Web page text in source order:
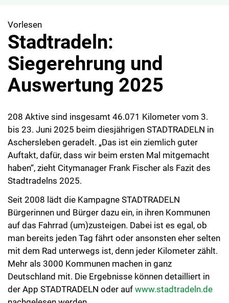
Vorlesen
Stadtradeln:
Siegerehrung und
Auswertung 2025
208 Aktive sind insgesamt 46.071 Kilometer vom 3.
bis 23. Juni 2025 beim diesjährigen STADTRADELN in
Aschersleben geradelt. „Das ist ein ziemlich guter
Auftakt, dafür, dass wir beim ersten Mal mitgemacht
haben“, zieht Citymanager Frank Fischer als Fazit des
Stadtradelns 2025.
Seit 2008 lädt die Kampagne STADTRADELN
Bürgerinnen und Bürger dazu ein, in ihren Kommunen
auf das Fahrrad (um)zusteigen. Dabei ist es egal, ob
man bereits jeden Tag fährt oder ansonsten eher selten
mit dem Rad unterwegs ist, denn jeder Kilometer zählt.
Mehr als 3000 Kommunen machen in ganz
Deutschland mit. Die Ergebnisse können detailliert in
der App STADTRADELN oder auf www.stadtradeln.de